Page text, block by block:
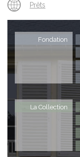
Prêts
Fondation
La Collection